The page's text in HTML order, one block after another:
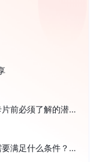
抖音卡片的优缺点深度解析，办理抖音卡片前必须了解的潜在风险
抖音卡片适合哪些用户？申请抖音卡片需要满足什么条件？权威解读